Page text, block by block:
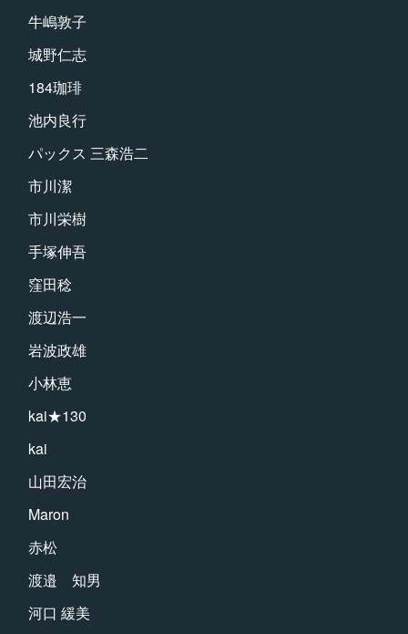
牛嶋敦子
城野仁志
184珈琲
池内良行
パックス 三森浩二
市川潔
市川栄樹
手塚伸吾
窪田稔
渡辺浩一
岩波政雄
小林恵
kai★130
kai
山田宏治
Maron
赤松
渡邉 知男
河口 緩美